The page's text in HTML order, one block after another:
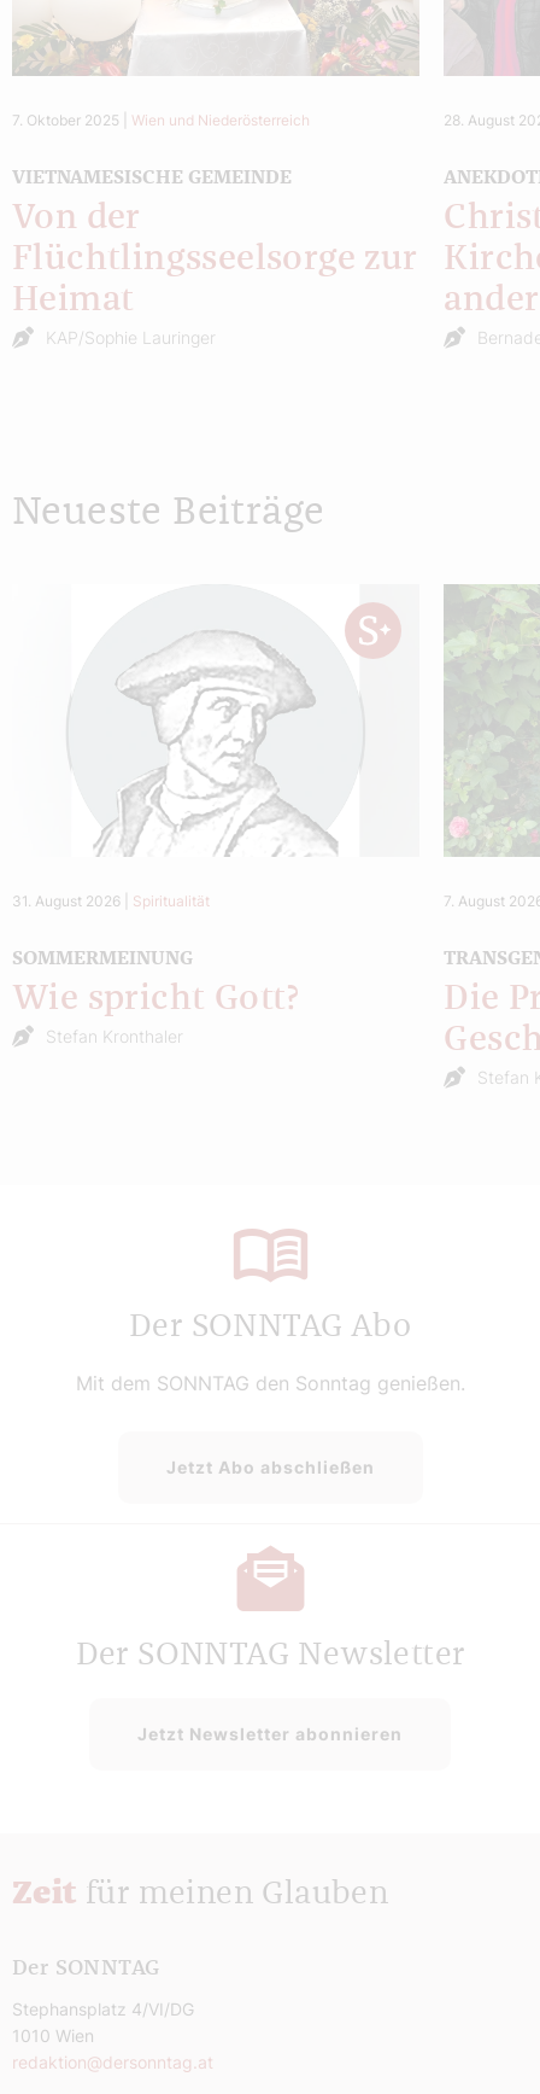
7. Oktober 2025 Wien und Niederösterreich
VIETNAMESISCHE GEMEINDE
Von der
Flüchtlingsseelsorge zur
Heimat
KAP/Sophie Lauringer
28. August
Neueste Beiträge
31. August 2026 Spiritualität
SOMMERMEINUNG
Wie spricht Gott?
Stefan Kronthaler
7. August
Die
Stefan
Der SONNTAG Abo
Mit dem SONNTAG den Sonntag genießen.
Jetzt Abo abschließen
Der SONNTAG Newsletter
Jetzt Newsletter abonnieren
Zeit für meinen Glauben
Der SONNTAG
Stephansplatz 4/VI/DG
1010 Wien
redaktion@dersonntag.at